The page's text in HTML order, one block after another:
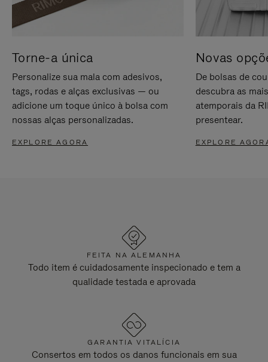
Torne-a única
Personalize sua mala com adesivos,
tags, rodas e alças exclusivas — ou
adicione um toque único à bolsa com
nossas alças personalizadas.
EXPLORE AGORA
Novas
De bolsas de
descubra as
atemporais da
presentear.
EXPLORE
FEITA NA ALEMANHA
Todo item é cuidadosamente inspecionado e tem a
qualidade testada e aprovada
GARANTIA VITALÍCIA
Consertos em todos os danos funcionais em sua